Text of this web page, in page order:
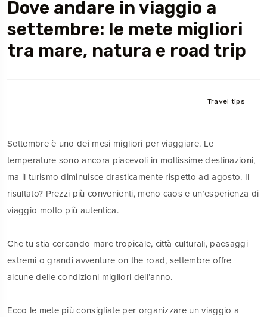
Dove andare in viaggio a
settembre: le mete migliori
tra mare, natura e road trip
Travel tips
Settembre è uno dei mesi migliori per viaggiare. Le
temperature sono ancora piacevoli in moltissime destinazioni,
ma il turismo diminuisce drasticamente rispetto ad agosto. Il
risultato? Prezzi più convenienti, meno caos e un’esperienza di
viaggio molto più autentica.
Che tu stia cercando mare tropicale, città culturali, paesaggi
estremi o grandi avventure on the road, settembre offre
alcune delle condizioni migliori dell’anno.
Ecco le mete più consigliate per organizzare un viaggio a